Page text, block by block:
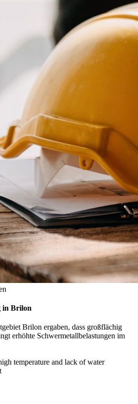
in Brilon
Brilon ergaben, dass großflächig
erhöhte Schwermetallbelastungen im